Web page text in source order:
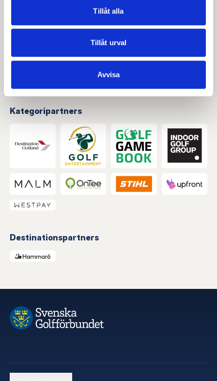
vidarebefordrar även sådana identifierare och annan
annons- och analysföretag som vi samarbetar med.
Dessa kan i sin tur kombinera informationen med annan
information som du har tillhandahållit eller som de har
Tillåt alla
Tillåt urval
Avvisa
Kategoripartners
Destinationspartners